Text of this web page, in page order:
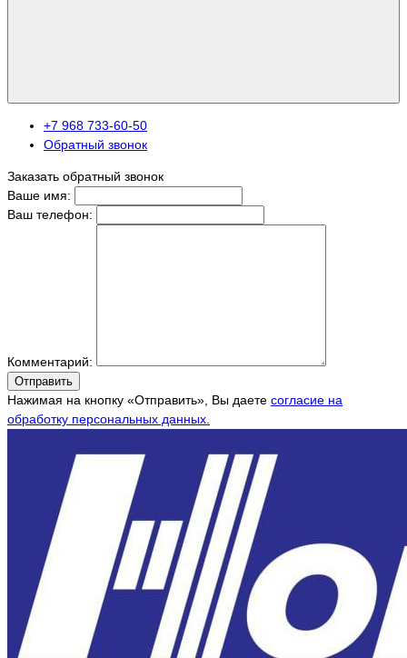
+7 968 733-60-50
Обратный звонок
Заказать обратный звонок
Ваше имя:
Ваш телефон:
Комментарий:
Отправить
Нажимая на кнопку «Отправить», Вы даете согласие на
обработку персональных данных.